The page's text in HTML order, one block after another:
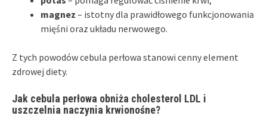
magnez – istotny dla prawidłowego funkcjonowania
mięśni oraz układu nerwowego.
Z tych powodów cebula perłowa stanowi cenny element
zdrowej diety.
Jak cebula perłowa obniża cholesterol LDL i
uszczelnia naczynia krwionośne?